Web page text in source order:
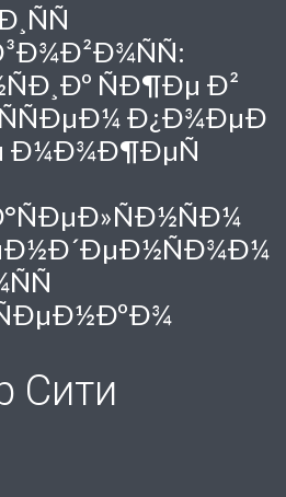
ÑÐ¶Ðµ Ð²
Ð¿Ð¾ÐµÐ
Ð¼Ð¾Ð¶ÐµÑ
Сити